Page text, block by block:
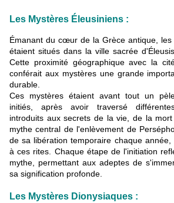
Les Mystères Éleusiniens :
Émanant du cœur de la Grèce antique, les
étaient situés dans la ville sacrée
Cette proximité géographique avec la
conférait aux mystères une grande
durable.
Ces mystères étaient avant tout un
initiés, après avoir traversé
introduits aux secrets de la vie, de la
mythe central de l'enlèvement de
de sa libération temporaire chaque
à ces rites. Chaque étape de l'initiation
mythe, permettant aux adeptes de
sa signification profonde.
Les Mystères Dionysiaques :